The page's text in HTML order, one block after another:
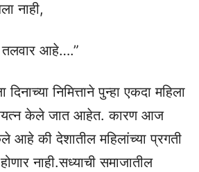
नाही,
तलवार आहे….”
निमित्ताने पुन्हा एकदा महिला
केले जात आहेत. कारण आज
की देशातील महिलांच्या प्रगती
नाही.सध्याची समाजातील